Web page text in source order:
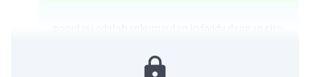
dan memiliki kemampuan bereproduksi di antara